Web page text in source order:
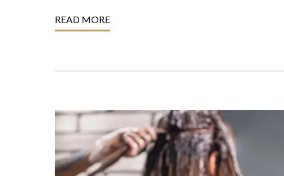
READ MORE